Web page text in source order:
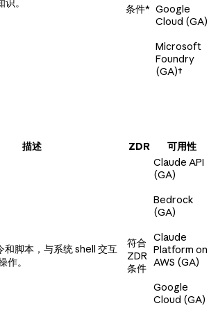
。
条件* Google
Cloud (GA)
Microsoft
Foundry
(GA)†
描述 ZDR 可用性
和脚本，与系统 shell 交互
作。
符合
ZDR
条件
Claude API
(GA)
Bedrock
(GA)
Claude
Platform on
AWS (GA)
Google
Cloud (GA)